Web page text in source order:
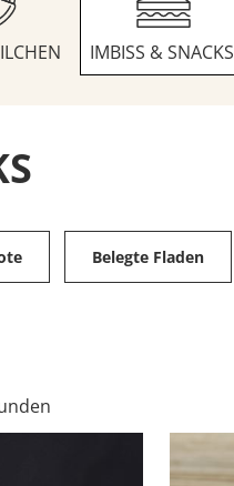
IMBISS & SNACKS
Belegte Fladen